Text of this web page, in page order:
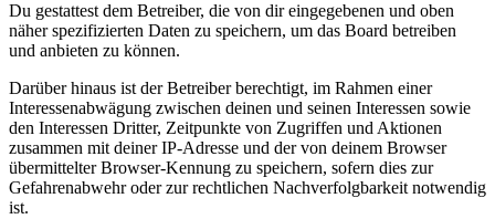
Du gestattest dem Betreiber, die von dir eingegebenen und oben
näher spezifizierten Daten zu speichern, um das Board betreiben
und anbieten zu können.
Darüber hinaus ist der Betreiber berechtigt, im Rahmen einer
Interessenabwägung zwischen deinen und seinen Interessen sowie
den Interessen Dritter, Zeitpunkte von Zugriffen und Aktionen
zusammen mit deiner IP-Adresse und der von deinem Browser
übermittelter Browser-Kennung zu speichern, sofern dies zur
Gefahrenabwehr oder zur rechtlichen Nachverfolgbarkeit notwendig
ist.